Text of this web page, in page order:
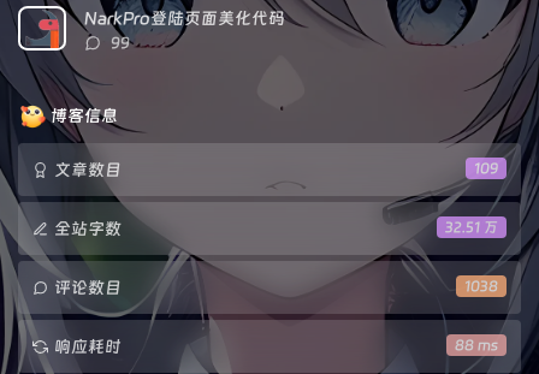
数：
NarkPro登陆页面美化代码
评
数：
99
博客信息
109
文章数目
32.51 万
全站字数
1038
评论数目
88 ms
响应耗时